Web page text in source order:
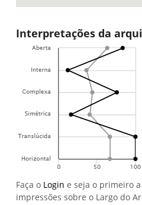
Interpretações da
Faça o Login e seja o primeiro
impressões sobre o Largo do